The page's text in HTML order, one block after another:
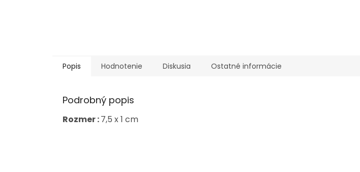
Popis Hodnotenie Diskusia Ostatné informácie
Podrobný popis
Rozmer :7,5 x 1 cm